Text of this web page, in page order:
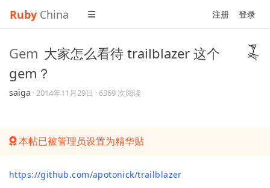
Ruby China 注册 登录
Gem 大家怎么看待 trailblazer 这个
gem？
saiga ·2014年11月29日 · 6369 次阅读
本帖已被管理员设置为精华贴
https://github.com/apotonick/trailblazer